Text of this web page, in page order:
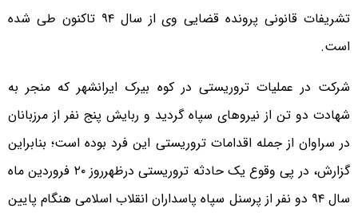
تشریفات قانونی پرونده قضایی وی از سال ۹۴ تاکنون طی شده
است.
شرکت در عملیات تروریستی در کوه بیرک ایرانشهر که منجر به
شهادت دو تن از نیروهای سپاه گردید و ربایش پنج نفر از مرزبانان
در سراوان از جمله اقدامات تروریستی این فرد بوده است؛ بنابراین
گزارش، در پی وقوع یک حادثه تروریستی درظهرروز ۲۰ فروردین ماه
سال ۹۴ دو نفر از پرسنل سپاه پاسداران انقلاب اسلامی هنگام پایین